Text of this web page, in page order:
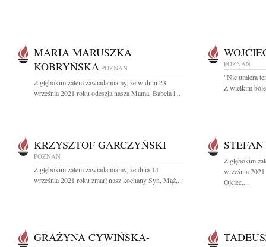
MARIA MARUSZKA
KOBRYŃSKA POZNAŃ
Z głębokim żalem zawiadamiamy, że w dniu 23
września 2021 roku odeszła nasza Mama, Babcia i...
POZNAŃ
"Nie umiera
Z wielkim
KRZYSZTOF GARCZYŃSKI
POZNAŃ
Z głębokim żalem zawiadamiamy, że dnia 14
września 2021 roku zmarł nasz kochany Syn, Mąż,...
Z głębokim
września
Ojciec,...
GRAŻYNA CYWIŃSKA-